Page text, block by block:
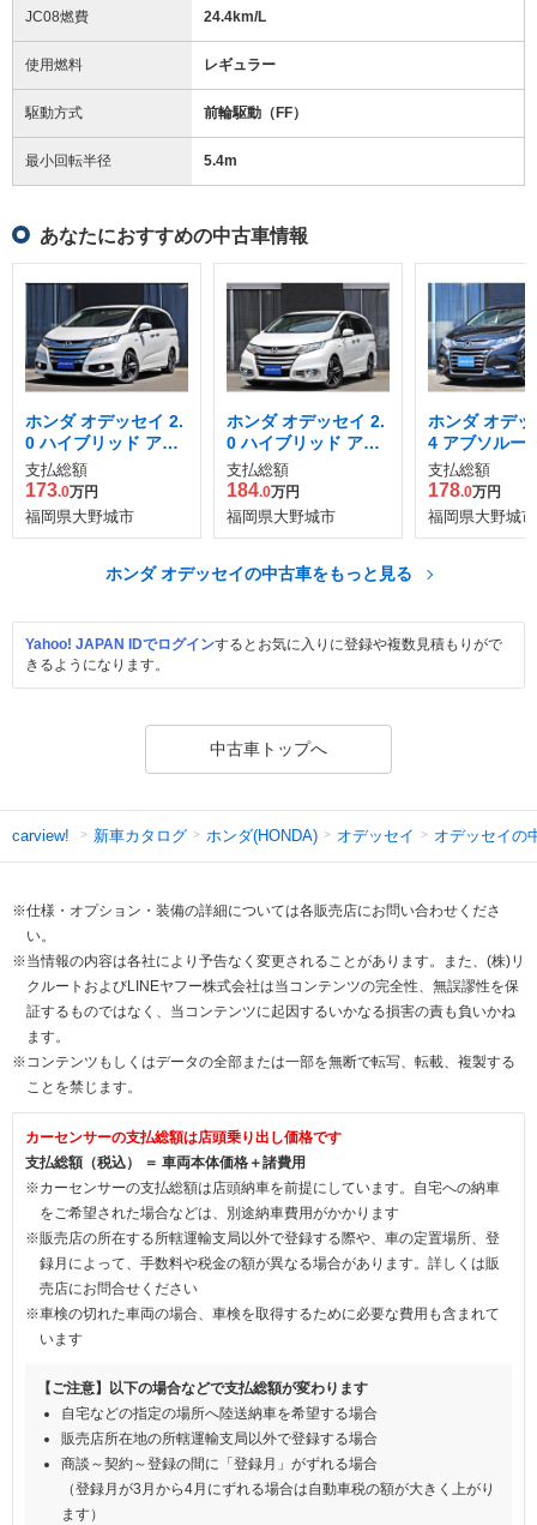
JC08燃費 24.4km/L
使用燃料 レギュラー
駆動方式 前輪駆動（FF）
最小回転半径 5.4m
あなたにおすすめの中古車情報
ホンダ オデッセイ 2.
0 ハイブリッド アブ
ソルート ホンダセン
シング EXパッケージ
支払総額
173.0万円
福岡県大野城市
ホンダ オデッセイ 2.
0 ハイブリッド アブ
ソルート ホンダセン
シング EXパッケージ
支払総額
184.0万円
福岡県大野城市
ホンダ オデ
4 アブソルー
ダ センシング
支払総額
178.0万円
福岡県大野城市
ホンダ オデッセイの中古車をもっと見る
Yahoo! JAPAN IDでログインするとお気に入りに登録や複数見積もりがで
きるようになります。
中古車トップへ
carview! 新車カタログ ホンダ(HONDA) オデッセイ オデッセイの
※仕様・オプション・装備の詳細については各販売店にお問い合わせくださ
い。
※当情報の内容は各社により予告なく変更されることがあります。また、(株)リ
クルートおよびLINEヤフー株式会社は当コンテンツの完全性、無誤謬性を保
証するものではなく、当コンテンツに起因するいかなる損害の責も負いかね
ます。
※コンテンツもしくはデータの全部または一部を無断で転写、転載、複製する
ことを禁じます。
カーセンサーの支払総額は店頭乗り出し価格です
支払総額（税込） ＝ 車両本体価格＋諸費用
※カーセンサーの支払総額は店頭納車を前提にしています。自宅への納車
をご希望された場合などは、別途納車費用がかかります
※販売店の所在する所轄運輸支局以外で登録する際や、車の定置場所、登
録月によって、手数料や税金の額が異なる場合があります。詳しくは販
売店にお問合せください
※車検の切れた車両の場合、車検を取得するために必要な費用も含まれて
います
【ご注意】以下の場合などで支払総額が変わります
自宅などの指定の場所へ陸送納車を希望する場合
販売店所在地の所轄運輸支局以外で登録する場合
商談～契約～登録の間に「登録月」がずれる場合
（登録月が3月から4月にずれる場合は自動車税の額が大きく上がり
ます）